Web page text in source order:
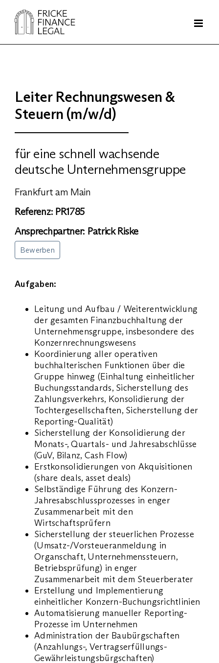
Inhalt
springen
Leiter Rechnungswesen &
Steuern (m/w/d)
für eine schnell wachsende
deutsche Unternehmensgruppe
Frankfurt am Main
Referenz: PR1785
Ansprechpartner: Patrick Riske
Bewerben
Aufgaben:
Leitung und Aufbau / Weiterentwicklung
der gesamten Finanzbuchhaltung der
Unternehmensgruppe, insbesondere des
Konzernrechnungswesens
Koordinierung aller operativen
buchhalterischen Funktionen über die
Gruppe hinweg (Einhaltung einheitlicher
Buchungsstandards, Sicherstellung des
Zahlungsverkehrs, Konsolidierung der
Tochtergesellschaften, Sicherstellung der
Reporting-Qualität)
Sicherstellung der Konsolidierung der
Monats-, Quartals- und Jahresabschlüsse
(GuV, Bilanz, Cash Flow)
Erstkonsolidierungen von Akquisitionen
(share deals, asset deals)
Selbständige Führung des Konzern-
Jahresabschlussprozesses in enger
Zusammenarbeit mit den
Wirtschaftsprüfern
Sicherstellung der steuerlichen Prozesse
(Umsatz-/Vorsteueranmeldung in
Organschaft, Unternehmenssteuern,
Betriebsprüfung) in enger
Zusammenarbeit mit dem Steuerberater
Erstellung und Implementierung
einheitlicher Konzern-Buchungsrichtlinien
Automatisierung manueller Reporting-
Prozesse im Unternehmen
Administration der Baubürgschaften
(Anzahlungs-, Vertragserfüllungs-
Gewährleistungsbürgschaften)